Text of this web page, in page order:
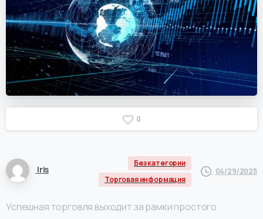
0
Iris
Без категории
Торговая информация
04/29/2025
Успешная торговля выходит за рамки простого